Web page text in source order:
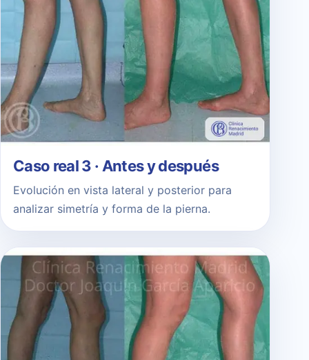
Caso real 3 · Antes y después
Evolución en vista lateral y posterior para
analizar simetría y forma de la pierna.